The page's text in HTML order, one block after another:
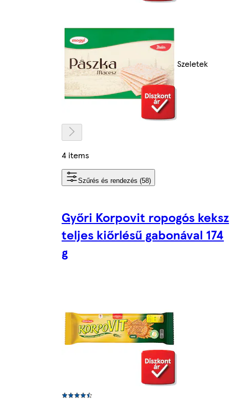
Szeletek
4 items
Szűrés és rendezés (58)
Győri Korpovit ropogós keksz
teljes kiőrlésű gabonával 174
g